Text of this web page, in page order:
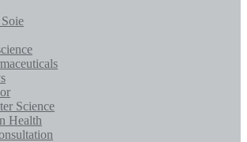
Science
Health